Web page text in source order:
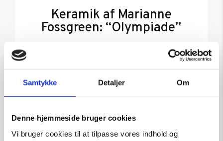
Samtykke Detaljer Om
Denne hjemmeside bruger cookies
Vi bruger cookies til at tilpasse vores indhold og
Keramik af Marianne
Fossgreen: “Olympiade”
Tilføj til kurv